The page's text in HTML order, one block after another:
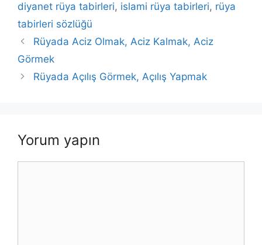
diyanet rüya tabirleri, islami rüya tabirleri, rüya
tabirleri sözlüğü
Rüyada Aciz Olmak, Aciz Kalmak, Aciz
Görmek
Rüyada Açılış Görmek, Açılış Yapmak
Yorum yapın